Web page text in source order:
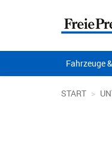
Fahrzeuge
START